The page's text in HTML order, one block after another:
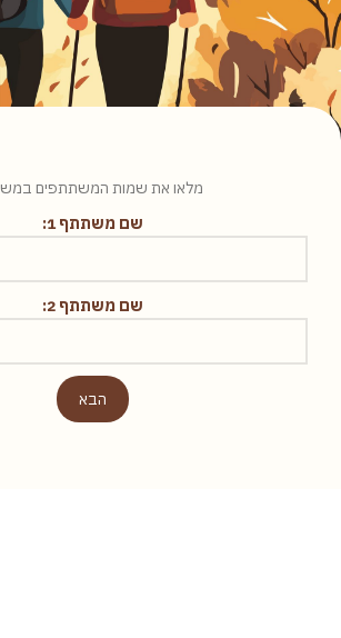
מלאו את שמות המשתתפים
שם משתתף 1:
שם משתתף 2:
הבא